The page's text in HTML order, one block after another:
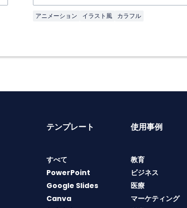
アニメーション イラスト風 カラフル
テンプレート
すべて
PowerPoint
Google Slides
Canva
使用事例
教育
ビジネス
医療
マーケティング